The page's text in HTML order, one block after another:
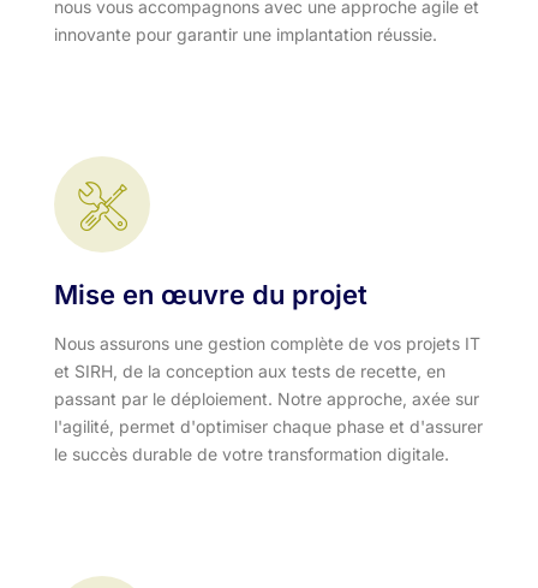
nous vous accompagnons avec une approche agile et
innovante pour garantir une implantation réussie.
Mise en œuvre du projet
Nous assurons une gestion complète de vos projets IT
et SIRH, de la conception aux tests de recette, en
passant par le déploiement. Notre approche, axée sur
l'agilité, permet d'optimiser chaque phase et d'assurer
le succès durable de votre transformation digitale.